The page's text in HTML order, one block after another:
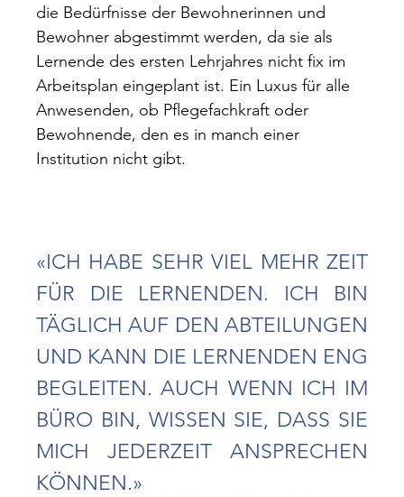
die Bedürfnisse der Bewohnerinnen und
Bewohner abgestimmt werden, da sie als
Lernende des ersten Lehrjahres nicht fix im
Arbeitsplan eingeplant ist. Ein Luxus für alle
Anwesenden, ob Pflegefachkraft oder
Bewohnende, den es in manch einer
Institution nicht gibt.
«ICH HABE SEHR VIEL MEHR ZEIT
FÜR DIE LERNENDEN. ICH BIN
TÄGLICH AUF DEN ABTEILUNGEN
UND KANN DIE LERNENDEN ENG
BEGLEITEN. AUCH WENN ICH IM
BÜRO BIN, WISSEN SIE, DASS SIE
MICH JEDERZEIT ANSPRECHEN
KÖNNEN.»